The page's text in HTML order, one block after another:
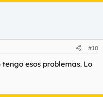
#10
esos problemas. Lo